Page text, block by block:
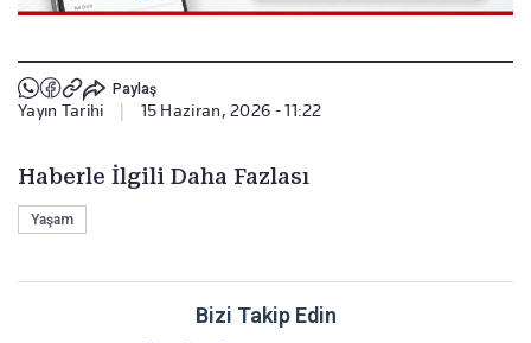
Paylaş
Yayın Tarihi 15 Haziran, 2026 - 11:22
Haberle İlgili Daha Fazlası
Yaşam
Bizi Takip Edin